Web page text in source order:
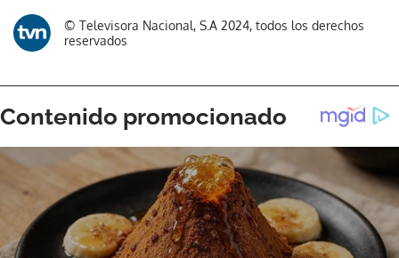
© Televisora Nacional, S.A 2024, todos los derechos
reservados